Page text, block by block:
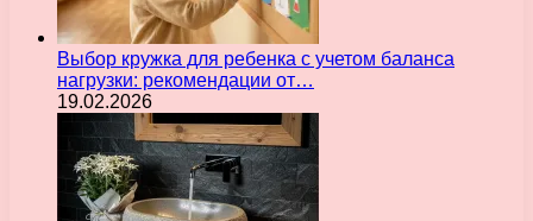
Выбор кружка для ребенка с учетом баланса
нагрузки: рекомендации от…
19.02.2026